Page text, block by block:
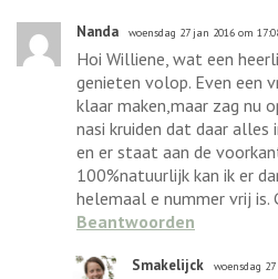
Nanda woensdag 27 jan 2016 om
Hoi Williene, wat een
genieten volop. Even een
klaar maken,maar zag nu
nasi kruiden dat daar
en er staat aan de
100%natuurlijk kan ik er
helemaal e nummer vrij is.
Beantwoorden
Smakelijck woensdag